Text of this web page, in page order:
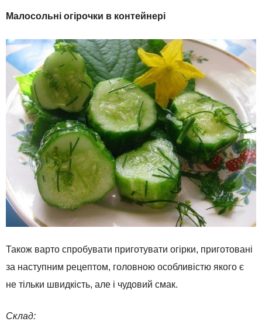
Малосольні огірочки в контейнері
Також варто спробувати приготувати огірки, приготовані
за наступним рецептом, головною особливістю якого є
не тільки швидкість, але і чудовий смак.
Склад: